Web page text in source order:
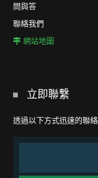
問與答
聯絡我們
網站地圖
立即聯繫
透過以下方式迅速的聯